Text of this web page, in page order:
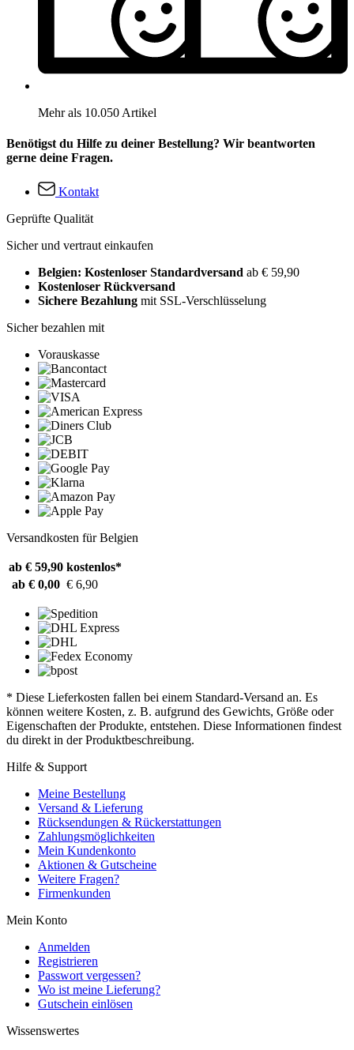
Mehr als 10.050 Artikel
Benötigst du Hilfe zu deiner Bestellung? Wir beantworten
gerne deine Fragen.
Kontakt
Geprüfte Qualität
Sicher und vertraut einkaufen
Belgien: Kostenloser Standardversand ab € 59,90
Kostenloser Rückversand
Sichere Bezahlung mit SSL-Verschlüsselung
Sicher bezahlen mit
Vorauskasse
Versandkosten für Belgien
ab € 59,90 kostenlos*
ab € 0,00 € 6,90
* Diese Lieferkosten fallen bei einem Standard-Versand an. Es
können weitere Kosten, z. B. aufgrund des Gewichts, Größe oder
Eigenschaften der Produkte, entstehen. Diese Informationen findest
du direkt in der Produktbeschreibung.
Hilfe & Support
Meine Bestellung
Versand & Lieferung
Rücksendungen & Rückerstattungen
Zahlungsmöglichkeiten
Mein Kundenkonto
Aktionen & Gutscheine
Weitere Fragen?
Firmenkunden
Mein Konto
Anmelden
Registrieren
Passwort vergessen?
Wo ist meine Lieferung?
Gutschein einlösen
Wissenswertes